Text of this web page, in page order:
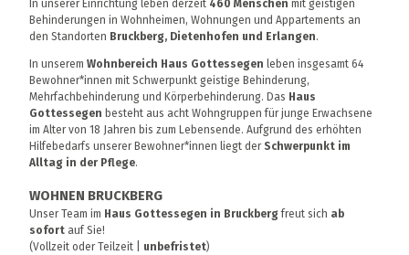
In unserer Einrichtung leben derzeit 460 Menschen mit geistigen
Behinderungen in Wohnheimen, Wohnungen und Appartements an
den Standorten Bruckberg, Dietenhofen und Erlangen.
In unserem Wohnbereich Haus Gottessegen leben insgesamt 64
Bewohner*innen mit Schwerpunkt geistige Behinderung,
Mehrfachbehinderung und Körperbehinderung. Das Haus
Gottessegen besteht aus acht Wohngruppen für junge Erwachsene
im Alter von 18 Jahren bis zum Lebensende. Aufgrund des erhöhten
Hilfebedarfs unserer Bewohner*innen liegt der Schwerpunkt im
Alltag in der Pflege.
WOHNEN BRUCKBERG
Unser Team im Haus Gottessegen in Bruckbergfreut sich ab
sofort auf Sie!
(Vollzeit oder Teilzeit | unbefristet)